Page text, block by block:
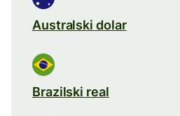
Australski dolar
Brazilski real